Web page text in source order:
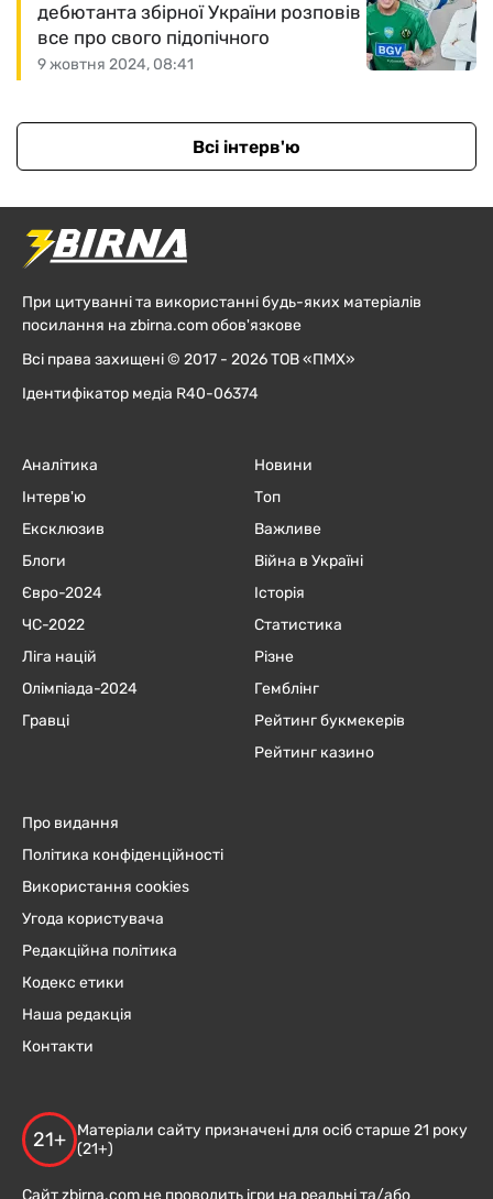
9 жовтня 2024, 08:41
дебютанта збірної України розповів
все про свого підопічного
Всі інтерв'ю
При цитуванні та використанні будь-яких матеріалів
посилання на zbirna.com обов'язкове
Всі права захищені © 2017 - 2026 ТОВ «ПМХ»
Ідентифікатор медіа R40-06374
Аналітика
Інтерв'ю
Ексклюзив
Блоги
Євро-2024
ЧC-2022
Ліга націй
Олімпіада-2024
Гравці
Новини
Топ
Важливе
Війна в Україні
Історія
Статистика
Різне
Гемблінг
Рейтинг букмекерів
Рейтинг казино
Про видання
Політика конфіденційності
Використання cookies
Угода користувача
Редакційна політика
Кодекс етики
Наша редакція
Контакти
21+
Матеріали сайту призначені для осіб старше 21 року
(21+)